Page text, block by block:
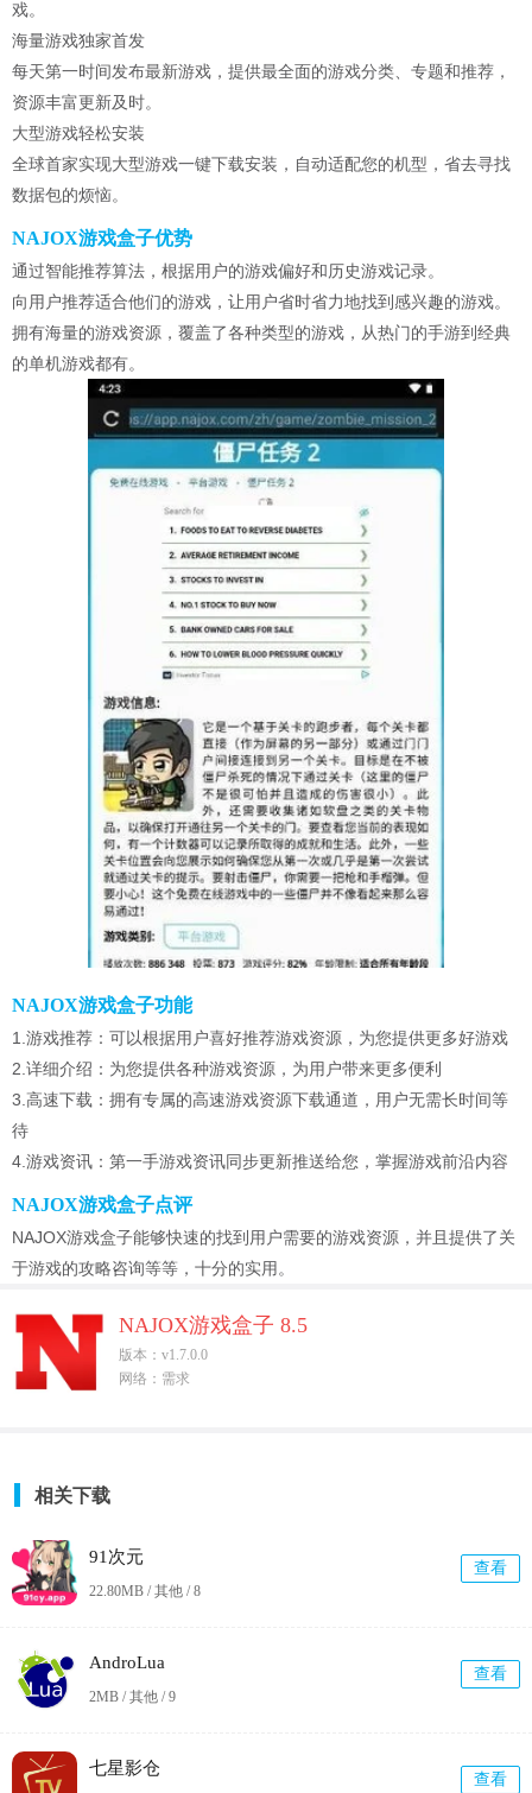
戏。
海量游戏独家首发
每天第一时间发布最新游戏，提供最全面的游戏分类、专题和推荐，
资源丰富更新及时。
大型游戏轻松安装
全球首家实现大型游戏一键下载安装，自动适配您的机型，省去寻找
数据包的烦恼。
NAJOX游戏盒子优势
通过智能推荐算法，根据用户的游戏偏好和历史游戏记录。
向用户推荐适合他们的游戏，让用户省时省力地找到感兴趣的游戏。
拥有海量的游戏资源，覆盖了各种类型的游戏，从热门的手游到经典
的单机游戏都有。
NAJOX游戏盒子功能
1.游戏推荐：可以根据用户喜好推荐游戏资源，为您提供更多好游戏
2.详细介绍：为您提供各种游戏资源，为用户带来更多便利
3.高速下载：拥有专属的高速游戏资源下载通道，用户无需长时间等
待
4.游戏资讯：第一手游戏资讯同步更新推送给您，掌握游戏前沿内容
NAJOX游戏盒子点评
NAJOX游戏盒子能够快速的找到用户需要的游戏资源，并且提供了关
于游戏的攻略咨询等等，十分的实用。
NAJOX游戏盒子 8.5
版本：v1.7.0.0
网络：需求
相关下载
91次元
22.80MB / 其他 /8
查看
AndroLua
2MB / 其他 /9
查看
七星影仓
查看